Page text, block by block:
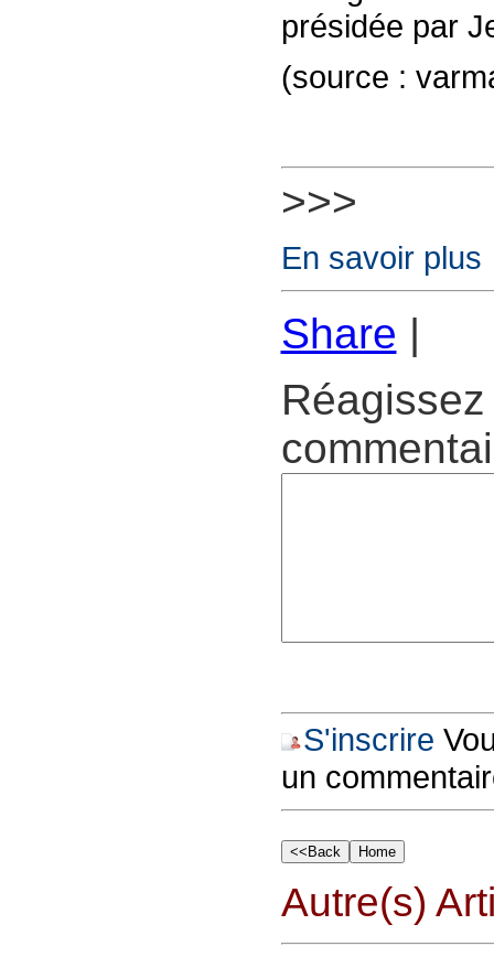
présidée par
(source :
>>>
En savoir plus
Share |
S'inscrire
un
Autre(s)